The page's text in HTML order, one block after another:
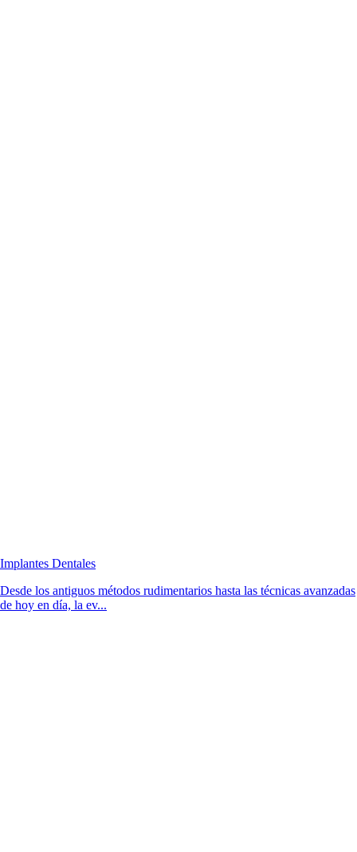
Implantes Dentales
Desde los antiguos métodos rudimentarios hasta las técnicas avanzadas
de hoy en día, la ev...